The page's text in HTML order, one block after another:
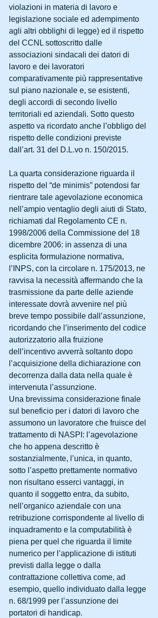
violazioni in materia di lavoro e
legislazione sociale ed adempimento
agli altri obblighi di legge) ed il rispetto
del CCNL sottoscritto dalle
associazioni sindacali dei datori di
lavoro e dei lavoratori
comparativamente più rappresentative
sul piano nazionale e, se esistenti,
degli accordi di secondo livello
territoriali ed aziendali. Sotto questo
aspetto va ricordato anche l’obbligo del
rispetto delle condizioni previste
dall’art. 31 del D.L.vo n. 150/2015.
La quarta considerazione riguarda il
rispetto del “de minimis” potendosi far
rientrare tale agevolazione economica
nell’ampio ventaglio degli aiuti di Stato,
richiamati dal Regolamento CE n.
1998/2006 della Commissione del 18
dicembre 2006: in assenza di una
esplicita formulazione normativa,
l’INPS, con la circolare n. 175/2013, ne
ravvisa la necessità affermando che la
trasmissione da parte delle aziende
interessate dovrà avvenire nel più
breve tempo possibile dall’assunzione,
ricordando che l’inserimento del codice
autorizzatorio alla fruizione
dell’incentivo avverrà soltanto dopo
l’acquisizione della dichiarazione con
decorrenza dalla data nella quale è
intervenuta l’assunzione.
Una brevissima considerazione finale
sul beneficio per i datori di lavoro che
assumono un lavoratore che fruisce del
trattamento di NASPI: l’agevolazione
che ho appena descritto è
sostanzialmente, l’unica, in quanto,
sotto l’aspetto prettamente normativo
non risultano esserci vantaggi, in
quanto il soggetto entra, da subito,
nell’organico aziendale con una
retribuzione corrispondente al livello di
inquadramento e la computabilità è
piena per quel che riguarda il limite
numerico per l’applicazione di istituti
previsti dalla legge o dalla
contrattazione collettiva come, ad
esempio, quello individuato dalla legge
n. 68/1999 per l’assunzione dei
portatori di handicap.